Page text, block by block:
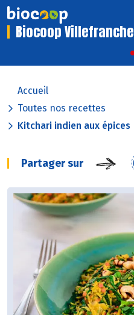
Biocoop Villefranche
Accueil
Toutes nos recettes
Kitchari indien aux épices
Partager sur